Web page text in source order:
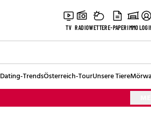
TV RADIOWETTERE-PAPERIMMO
Dating-TrendsÖsterreich-TourUnsere Tiere